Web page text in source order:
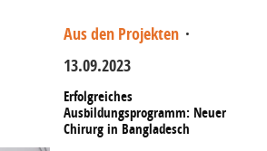
Aus den Projekten ·
13.09.2023
Erfolgreiches
Ausbildungsprogramm: Neuer
Chirurg in Bangladesch